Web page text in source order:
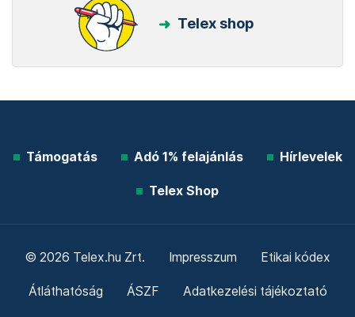
Telex shop
Támogatás Adó 1% felajánlás Hírlevelek
Telex Shop
© 2026 Telex.hu Zrt. Impresszum Etikai kódex
Átláthatóság ÁSZF Adatkezelési tájékoztató